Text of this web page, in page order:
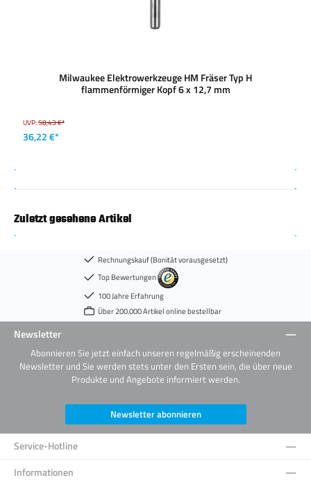
Milwaukee Elektrowerkzeuge HM Fräser Typ H
flammenförmiger Kopf 6 x 12,7 mm
UVP:58,43 €*
36,22 €*
Zuletzt gesehene Artikel
Rechnungskauf (Bonität vorausgesetzt)
Top Bewertungen
100 Jahre Erfahrung
Über 200.000 Artikel online bestellbar
Newsletter
Abonnieren Sie jetzt einfach unseren regelmäßig erscheinenden
Newsletter und Sie werden stets unter den Ersten sein, die über neue
Produkte und Angebote informiert werden.
Newsletter abonnieren
Service-Hotline
Informationen